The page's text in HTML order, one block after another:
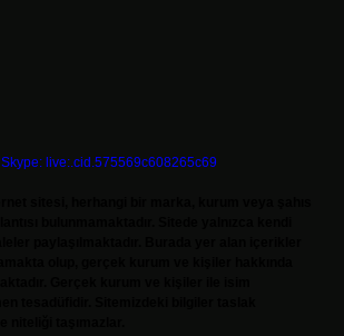
Skype: live:.cid.575569c608265c69